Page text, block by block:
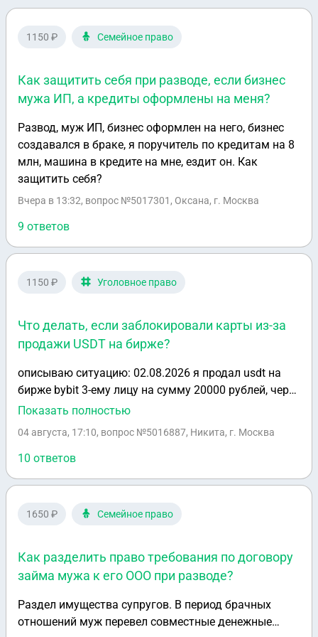
1150 ₽ Семейное право
Как защитить себя при разводе, если бизнес
мужа ИП, а кредиты оформлены на меня?
Развод, муж ИП, бизнес оформлен на него, бизнес
создавался в браке, я поручитель по кредитам на 8
млн, машина в кредите на мне, ездит он. Как
защитить себя?
Вчера в 13:32, вопрос №5017301, Оксана, г. Москва
9 ответов
1150 ₽ Уголовное право
Что делать, если заблокировали карты из-за
продажи USDT на бирже?
описываю ситуацию: 02.08.2026 я продал usdt на
бирже bybit 3-ему лицу на сумму 20000 рублей, через
не которое время мне звонит девушка и говорит,
номеру за покупку коляски, в свою очередь я
отказался возвращать денежные средства
девушке, так как я продал их на официальной
этого же дня где фигурирует мой номер, через день
уголовное дело, после этого я предложил ей вернуть
денежные средства, чтобы она забрала заявление,
получится, но я могу прийти с повинной, после этого
я ей сказал, что пока что не планирую возвращать
Показать полностью
04 августа, 17:10, вопрос №5016887, Никита, г. Москва
10 ответов
1650 ₽ Семейное право
Как разделить право требования по договору
займа мужа к его ООО при разводе?
Раздел имущества супругов. В период брачных
отношений муж перевел совместные денежные